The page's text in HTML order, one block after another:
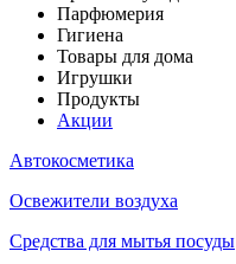
Парфюмерия
Гигиена
Товары для дома
Игрушки
Продукты
Акции
Автокосметика
Освежители воздуха
Средства для мытья посуды